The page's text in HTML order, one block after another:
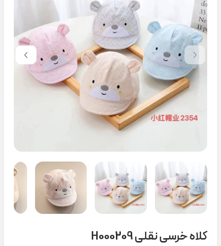
کلاه خرسی نقلی H000209